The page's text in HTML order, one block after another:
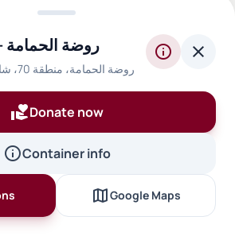
روضة الحمامة -
روضة الحمامة، منطقة 70، شارع 1282، مبنى 64
info close
volunteer_activismDonate now
infoContainer info
mapGoogle Maps